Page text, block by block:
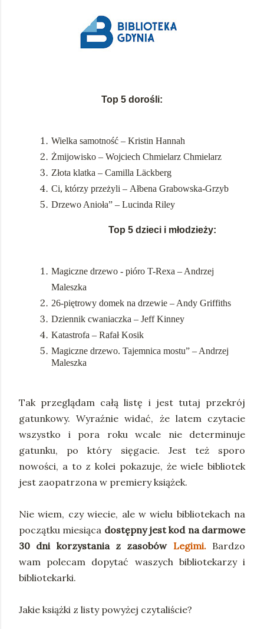
Top 5 dorośli:
Wielka samotność – Kristin Hannah
Żmijowisko – Wojciech Chmielarz Chmielarz
Złota klatka – Camilla Läckberg
Ci, którzy przeżyli – Ałbena Grabowska-Grzyb
Drzewo Anioła” – Lucinda Riley
Top 5 dzieci i młodzieży:
Magiczne drzewo - pióro T-Rexa – Andrzej
Maleszka
26-piętrowy domek na drzewie – Andy Griffiths
Dziennik cwaniaczka – Jeff Kinney
Katastrofa – Rafał Kosik
Magiczne drzewo. Tajemnica mostu” – Andrzej
Maleszka
Tak przeglądam całą listę i jest tutaj przekrój
gatunkowy. Wyraźnie widać, że latem czytacie
wszystko i pora roku wcale nie determinuje
gatunku, po który sięgacie. Jest też sporo
nowości, a to z kolei pokazuje, że wiele bibliotek
jest zaopatrzona w premiery książek.
Nie wiem, czy wiecie, ale w wielu bibliotekach na
początku miesiąca dostępny jest kod na darmowe
30 dni korzystania z zasobów Legimi.Bardzo
wam polecam dopytać waszych bibliotekarzy i
bibliotekarki.
Jakie książki z listy powyżej czytaliście?